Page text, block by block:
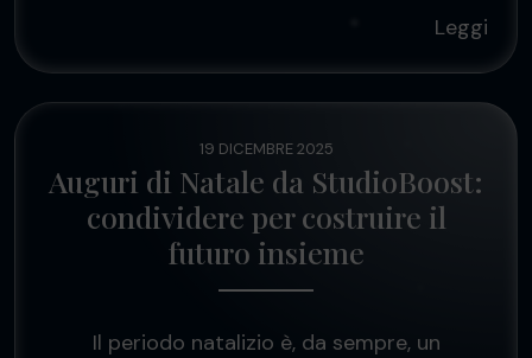
Leggi
19 DICEMBRE 2025
Auguri di Natale da StudioBoost:
condividere per costruire il
futuro insieme
Il periodo natalizio è, da sempre, un